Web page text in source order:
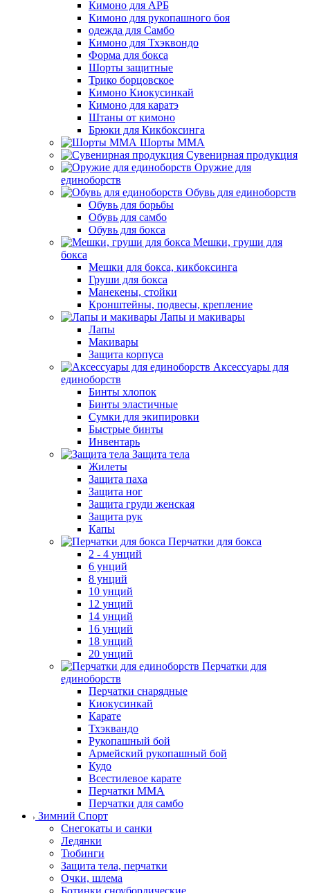
Кимоно для АРБ
Кимоно для рукопашного боя
одежда для Самбо
Кимоно для Тхэквондо
Форма для бокса
Шорты защитные
Трико борцовское
Кимоно Киокусинкай
Кимоно для каратэ
Штаны от кимоно
Брюки для Кикбоксинга
Шорты ММА
Сувенирная продукция
Оружие для
единоборств
Обувь для единоборств
Обувь для борьбы
Обувь для самбо
Обувь для бокса
Мешки, груши для
бокса
Мешки для бокса, кикбоксинга
Груши для бокса
Манекены, стойки
Кронштейны, подвесы, крепление
Лапы и макивары
Лапы
Макивары
Защита корпуса
Аксессуары для
единоборств
Бинты хлопок
Бинты эластичные
Сумки для экипировки
Быстрые бинты
Инвентарь
Защита тела
Жилеты
Защита паха
Защита ног
Защита груди женская
Защита рук
Капы
Перчатки для бокса
2 - 4 унций
6 унций
8 унций
10 унций
12 унций
14 унций
16 унций
18 унций
20 унций
Перчатки для
единоборств
Перчатки снарядные
Киокусинкай
Карате
Тхэквандо
Рукопашный бой
Армейский рукопашный бой
Кудо
Всестилевое карате
Перчатки MMA
Перчатки для самбо
Зимний Спорт
Снегокаты и санки
Ледянки
Тюбинги
Защита тела, перчатки
Очки, шлема
Ботинки сноубордические